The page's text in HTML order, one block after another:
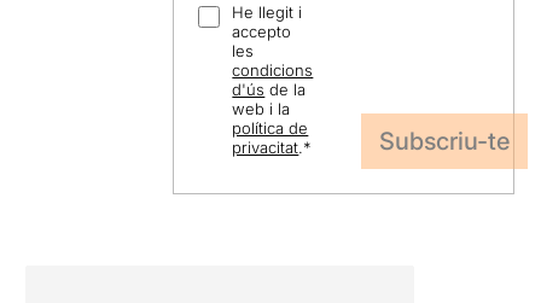
He llegit i
accepto
les
condicions
d'ús de la
web i la
política de
privacitat.*